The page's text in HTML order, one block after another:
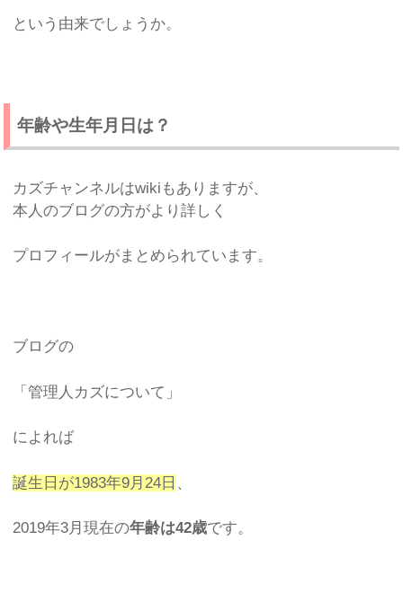
という由来でしょうか。
年齢や生年月日は？
カズチャンネルはwikiもありますが、
本人のブログの方がより詳しく
プロフィールがまとめられています。
ブログの
「管理人カズについて」
によれば
誕生日が1983年9月24日
2019年3月現在の年齢は42歳です。